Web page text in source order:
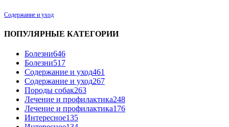
Содержание и уход
ПОПУЛЯРНЫЕ КАТЕГОРИИ
Болезни646
Болезни517
Содержание и уход461
Содержание и уход267
Породы собак263
Лечение и профилактика248
Лечение и профилактика176
Интересное135